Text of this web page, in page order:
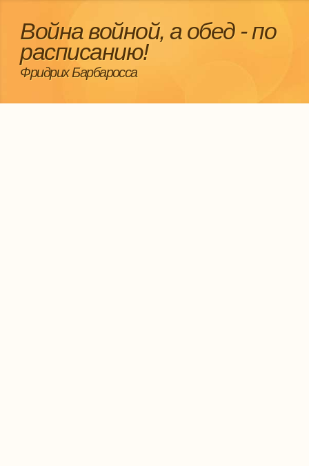
Война войной, а обед - по
расписанию!
Фридрих Барбаросса